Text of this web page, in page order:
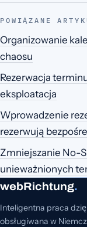
POWIĄZANE
Organizowanie
chaosu
Rezerwacja
eksploatacja
Wprowadzenie
rezerwują
Zmniejszanie No-
unieważnionych
webRichtung.
Inteligentna praca
obsługiwana w